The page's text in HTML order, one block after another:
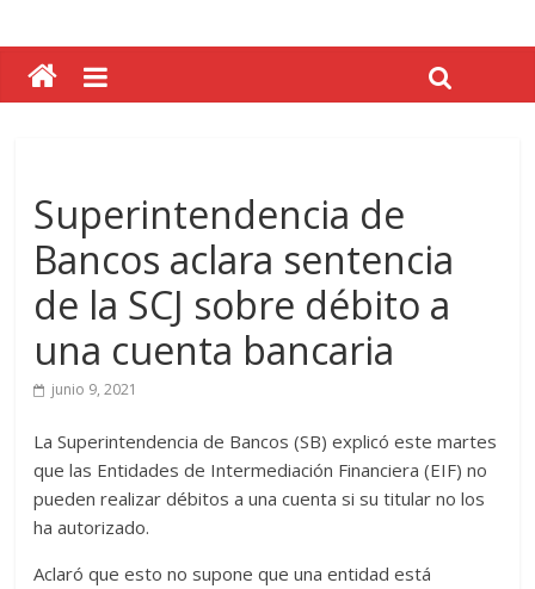
Superintendencia de
Bancos aclara sentencia
de la SCJ sobre débito a
una cuenta bancaria
junio 9, 2021
La Superintendencia de Bancos (SB) explicó este martes
que las Entidades de Intermediación Financiera (EIF) no
pueden realizar débitos a una cuenta si su titular no los
ha autorizado.
Aclaró que esto no supone que una entidad está